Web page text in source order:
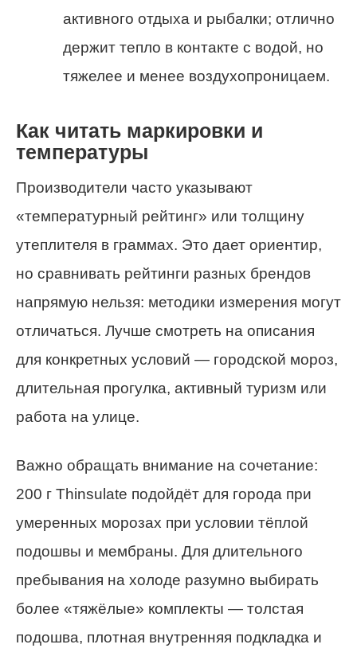
активного отдыха и рыбалки; отлично
держит тепло в контакте с водой, но
тяжелее и менее воздухопроницаем.
Как читать маркировки и
температуры
Производители часто указывают
«температурный рейтинг» или толщину
утеплителя в граммах. Это дает ориентир,
но сравнивать рейтинги разных брендов
напрямую нельзя: методики измерения могут
отличаться. Лучше смотреть на описания
для конкретных условий — городской мороз,
длительная прогулка, активный туризм или
работа на улице.
Важно обращать внимание на сочетание:
200 г Thinsulate подойдёт для города при
умеренных морозах при условии тёплой
подошвы и мембраны. Для длительного
пребывания на холоде разумно выбирать
более «тяжёлые» комплекты — толстая
подошва, плотная внутренняя подкладка и